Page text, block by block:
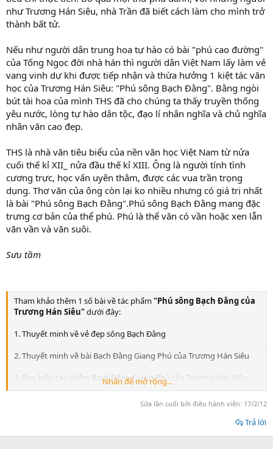
như Trương Hán Siêu, nhà Trần đã biết cách làm cho mình trở
thành bất tử.
Nếu như người dân trung hoa tự hào có bài "phú cao đường"
của Tống Ngọc đời nhà hán thì người dân Việt Nam lấy làm vẻ
vang vinh dự khi được tiếp nhận và thừa hưởng 1 kiệt tác văn
học của Trương Hán Siêu: "Phú sông Bạch Đằng". Bằng ngòi
bút tài hoa của mình THS đã cho chúng ta thấy truyền thống
yêu nước, lòng tự hào dân tộc, đạo lí nhân nghĩa và chủ nghĩa
nhân văn cao đẹp.
THS là nhà văn tiêu biểu của nền văn học Việt Nam từ nửa
cuối thế kỉ XII_ nửa đầu thế kỉ XIII. Ông là người tính tình
cương trực, học vấn uyên thâm, được các vua trần trọng
dụng. Thơ văn của ông còn lại ko nhiều nhưng có giá trị nhất
là bài "Phú sông Bạch Đằng".Phú sông Bạch Đằng mang đặc
trưng cơ bản của thể phú. Phú là thể văn có vần hoặc xen lẫn
văn vần và văn suôi.
Sưu tầm
Tham khảo thêm 1 số bài về tác phẩm"Phú sông Bạch Đằng của
Trương Hán Siêu"dưới đây:
1. Thuyết minh về vẻ đẹp sông Bạch Đằng
2. Thuyết minh về bài Bạch Đằng Giang Phú của Trương Hán Siêu
3. Đọc hiểu tác phẩm Bạch Đằng Giang Phú của Trương Hán Siêu
4. Phân tích bài Phú sông Bạch Đằng - Bạch Đằng Giang Phú của
Nhấn để mở rộng...
Sửa lần cuối bởi điều hành viên: 17/2/12
Trả lời